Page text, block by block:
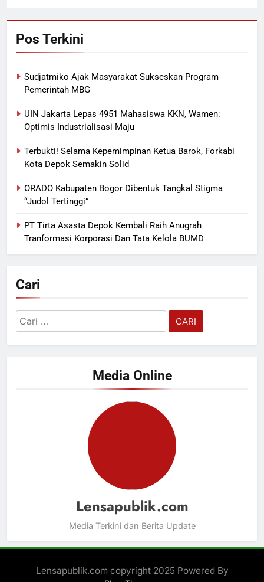
Pos Terkini
Sudjatmiko Ajak Masyarakat Sukseskan Program
Pemerintah MBG
UIN Jakarta Lepas 4951 Mahasiswa KKN, Wamen:
Optimis Industrialisasi Maju
Terbukti! Selama Kepemimpinan Ketua Barok, Forkabi
Kota Depok Semakin Solid
ORADO Kabupaten Bogor Dibentuk Tangkal Stigma
“Judol Tertinggi”
PT Tirta Asasta Depok Kembali Raih Anugrah
Tranformasi Korporasi Dan Tata Kelola BUMD
Cari
Cari
untuk:
Media Online
Lensapublik.com
Media Terkini dan Berita Update
Lensapublik.com copyright 2025 Powered By